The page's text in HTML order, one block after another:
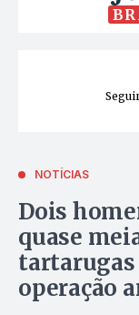
NOTÍCIAS
Dois
quase
tartarugas
operação